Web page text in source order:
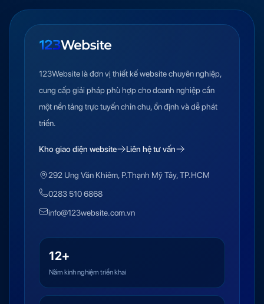
123Website là đơn vị thiết kế website chuyên nghiệp,
cung cấp giải pháp phù hợp cho doanh nghiệp cần
một nền tảng trực tuyến chỉn chu, ổn định và dễ phát
triển.
Kho giao diện website Liên hệ tư vấn
292 Ung Văn Khiêm, P.Thạnh Mỹ Tây, TP.HCM
0283 510 6868
info@123website.com.vn
12+
Năm kinh nghiệm triển khai